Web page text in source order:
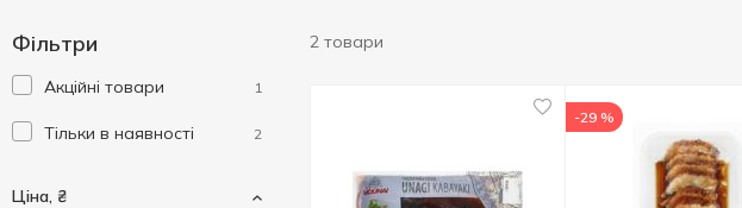
Фільтри
Акційні товари 1
Тільки в наявності 2
Ціна, ₴
2 товари
-29 %